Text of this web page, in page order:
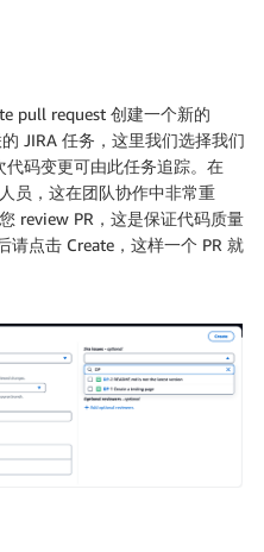
pull request 创建一个新的
JIRA 任务，这里我们选择我们
码变更可由此任务追踪。在
员，这在团队协作中非常重
review PR，这是保证代码质量
请点击 Create，这样一个 PR 就